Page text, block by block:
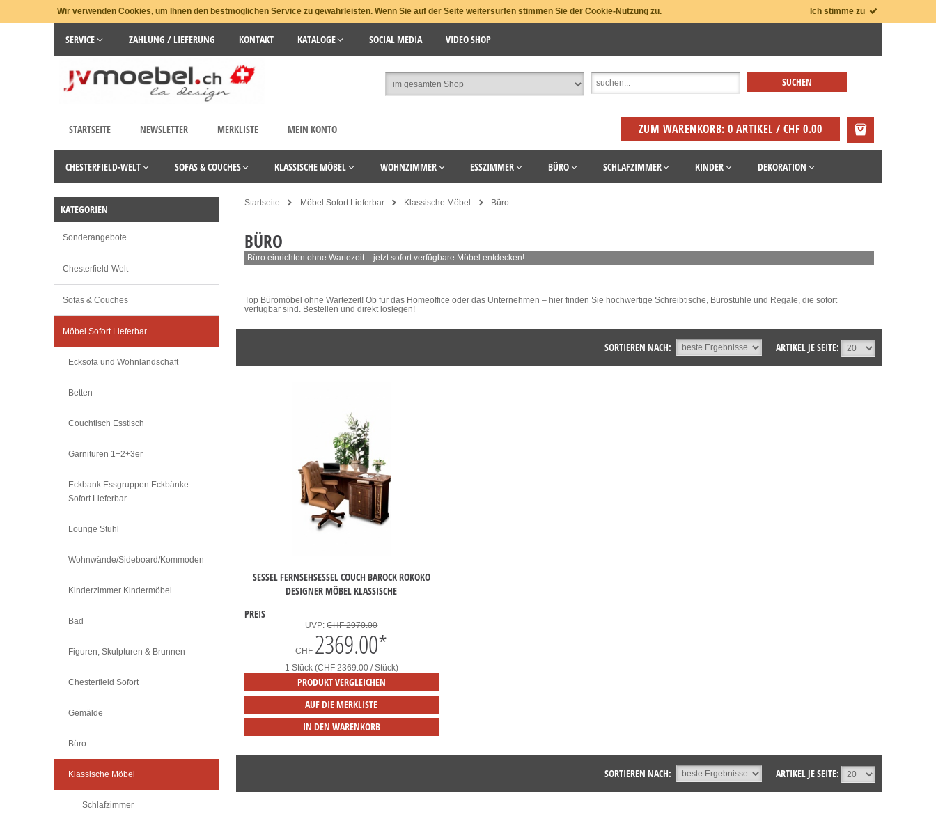
Wir verwenden Cookies, um Ihnen den bestmöglichen Service zu gewährleisten. Wenn Sie auf der Seite weitersurfen stimmen Sie der Cookie-Nutzung zu. Ich stimme zu
SERVICE ZAHLUNG / LIEFERUNG KONTAKT KATALOGE SOCIAL MEDIA VIDEO SHOP
STARTSEITE NEWSLETTER MERKLISTE MEIN KONTO ZUM WARENKORB: 0 ARTIKEL / CHF 0.00
CHESTERFIELD-WELT SOFAS & COUCHES KLASSISCHE MÖBEL WOHNZIMMER ESSZIMMER BÜRO SCHLAFZIMMER KINDER DEKORATION
Startseite Möbel Sofort Lieferbar Klassische Möbel Büro
BÜRO
Büro einrichten ohne Wartezeit – jetzt sofort verfügbare Möbel entdecken!
Top Büromöbel ohne Wartezeit! Ob für das Homeoffice oder das Unternehmen – hier finden Sie hochwertige Schreibtische, Bürostühle und Regale, die sofort
verfügbar sind. Bestellen und direkt loslegen!
ARTIKEL JE SEITE:
SORTIEREN NACH:
SESSEL FERNSEHSESSEL COUCH BAROCK ROKOKO
DESIGNER MÖBEL KLASSISCHE
PREIS
UVP:CHF 2970.00
CHF 2369.00*
1 Stück (CHF 2369.00 / Stück)
PRODUKT VERGLEICHEN
AUF DIE MERKLISTE
IN DEN WARENKORB
ARTIKEL JE SEITE:
SORTIEREN NACH:
KATEGORIEN
Sonderangebote
Chesterfield-Welt
Sofas & Couches
Möbel Sofort Lieferbar
Ecksofa und Wohnlandschaft
Betten
Couchtisch Esstisch
Garnituren 1+2+3er
Eckbank Essgruppen Eckbänke
Sofort Lieferbar
Lounge Stuhl
Wohnwände/Sideboard/Kommoden
Kinderzimmer Kindermöbel
Bad
Figuren, Skulpturen & Brunnen
Chesterfield Sofort
Gemälde
Büro
Klassische Möbel
Schlafzimmer